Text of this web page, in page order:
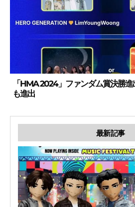
「HMA 2024」ファンダム賞決勝
も進出
最新記事